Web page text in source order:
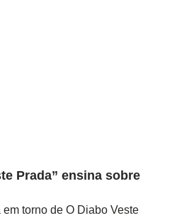
Prada” ensina sobre
torno de O Diabo Veste